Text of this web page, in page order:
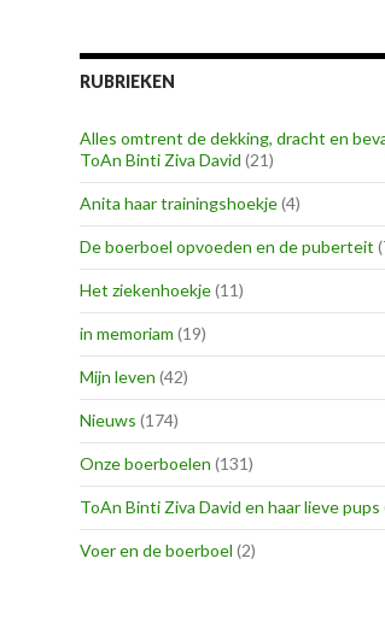
RUBRIEKEN
Alles omtrent de dekking, dracht en
ToAn Binti Ziva David (21)
Anita haar trainingshoekje(4)
De boerboel opvoeden en de puberteit
Het ziekenhoekje(11)
in memoriam (19)
Mijn leven (42)
Nieuws (174)
Onze boerboelen (131)
ToAn Binti Ziva David en haar lieve pups
Voer en de boerboel (2)